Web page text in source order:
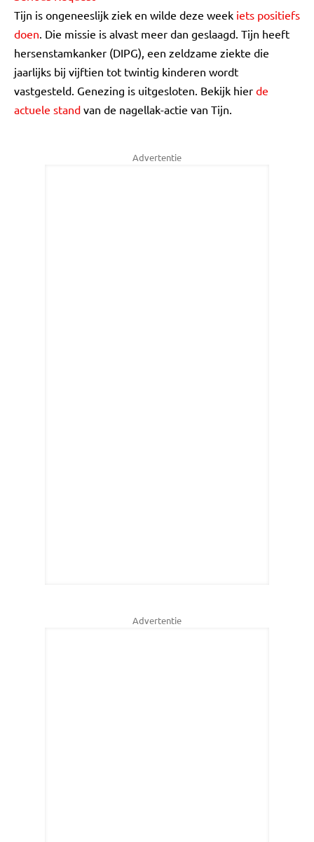
Tijn is ongeneeslijk ziek en wilde deze week iets positiefs
doen. Die missie is alvast meer dan geslaagd. Tijn heeft
hersenstamkanker (DIPG), een zeldzame ziekte die
jaarlijks bij vijftien tot twintig kinderen wordt
vastgesteld. Genezing is uitgesloten. Bekijk hier de
actuele stand van de nagellak-actie van Tijn.
Advertentie
Advertentie